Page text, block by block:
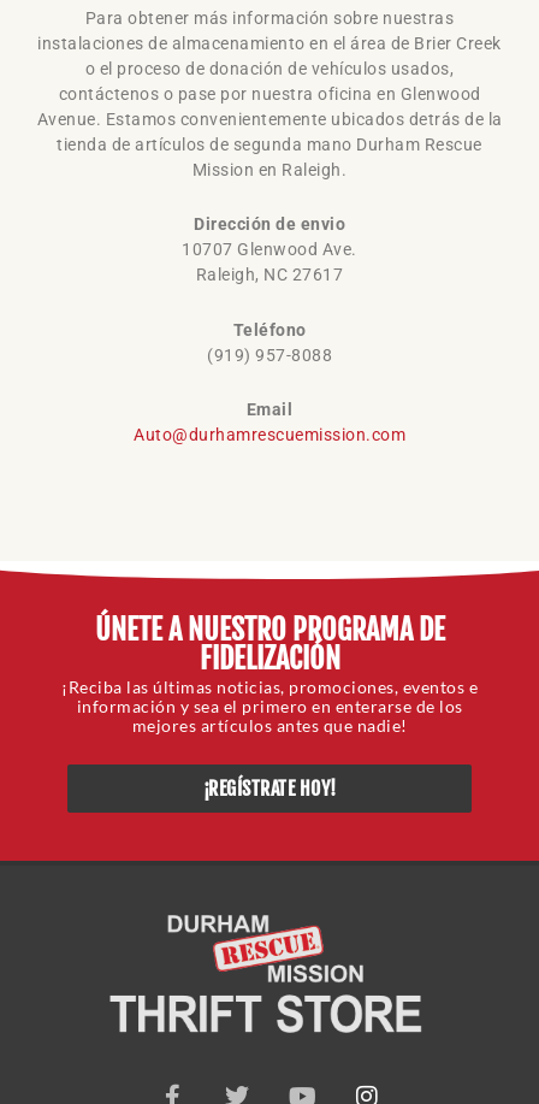
Para obtener más información sobre nuestras
instalaciones de almacenamiento en el área de Brier Creek
o el proceso de donación de vehículos usados,
contáctenos o pase por nuestra oficina en Glenwood
Avenue. Estamos convenientemente ubicados detrás de la
tienda de artículos de segunda mano Durham Rescue
Mission en Raleigh.
Dirección de envio
10707 Glenwood Ave.
Raleigh, NC 27617
Teléfono
(919) 957-8088
Email
Auto@durhamrescuemission.com
ÚNETE A NUESTRO PROGRAMA DE
FIDELIZACIÓN
¡Reciba las últimas noticias, promociones, eventos e
información y sea el primero en enterarse de los
mejores artículos antes que nadie!
¡REGÍSTRATE HOY!